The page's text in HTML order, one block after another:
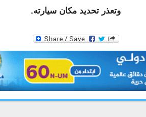
وتعذر تحديد مكان سيارته.